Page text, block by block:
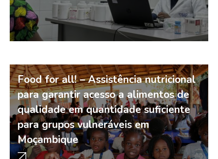
Food for all! – Assistência nutricional
para garantir acesso a alimentos de
qualidade em quantidade suficiente
para grupos vulneráveis em
Moçambique